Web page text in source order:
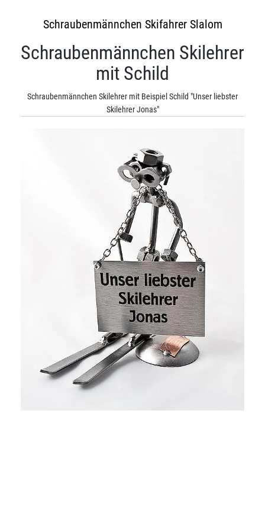
Schraubenmännchen Skifahrer Slalom
Schraubenmännchen Skilehrer
mit Schild
Schraubenmännchen Skilehrer mit Beispiel Schild "Unser liebster
Skilehrer Jonas"